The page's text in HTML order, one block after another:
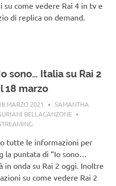
come vedere Rai 4 in tv e
di replica on demand.
sono… Italia su Rai 2
18 marzo
MARZO 2021
SAMANTHA
BELLACANZONE
tutte le informazioni per
puntata di “Io sono…
in onda su Rai 2 oggi. Inoltre
su come vedere Rai 2